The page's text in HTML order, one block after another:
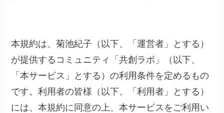
本規約は、菊池紀子（以下、「運営者」とする）
が提供するコミュニティ「共創ラボ」（以下、
「本サービス」とする）の利用条件を定めるもの
です。利用者の皆様（以下、「利用者」とする）
には、本規約に同意の上、本サービスをご利用い